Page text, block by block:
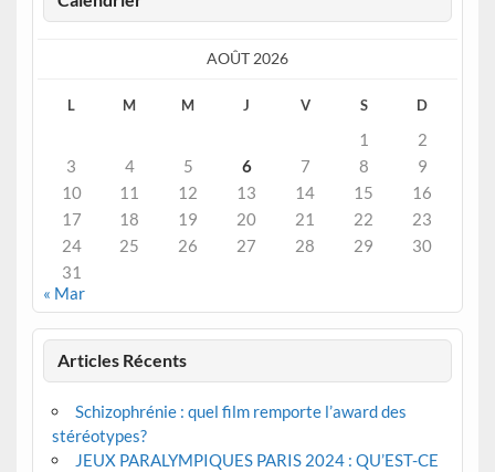
AOÛT 2026
L M M J V S D
1
2
3
4 5 6 7 8
9
10
11 12 13 14 15
16
17
18 19 20 21 22
23
24
25 26 27 28 29
30
31
« Mar
Articles Récents
Schizophrénie : quel film remporte l’award des
stéréotypes?
JEUX PARALYMPIQUES PARIS 2024 : QU’EST-CE